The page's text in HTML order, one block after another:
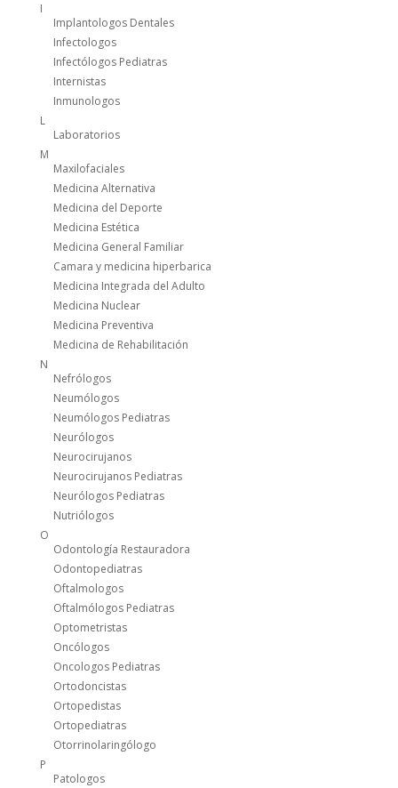
I
Implantologos Dentales
Infectologos
Infectólogos Pediatras
Internistas
Inmunologos
L
Laboratorios
M
Maxilofaciales
Medicina Alternativa
Medicina del Deporte
Medicina Estética
Medicina General Familiar
Camara y medicina hiperbarica
Medicina Integrada del Adulto
Medicina Nuclear
Medicina Preventiva
Medicina de Rehabilitación
N
Nefrólogos
Neumólogos
Neumólogos Pediatras
Neurólogos
Neurocirujanos
Neurocirujanos Pediatras
Neurólogos Pediatras
Nutriólogos
O
Odontología Restauradora
Odontopediatras
Oftalmologos
Oftalmólogos Pediatras
Optometristas
Oncólogos
Oncologos Pediatras
Ortodoncistas
Ortopedistas
Ortopediatras
Otorrinolaringólogo
P
Patologos